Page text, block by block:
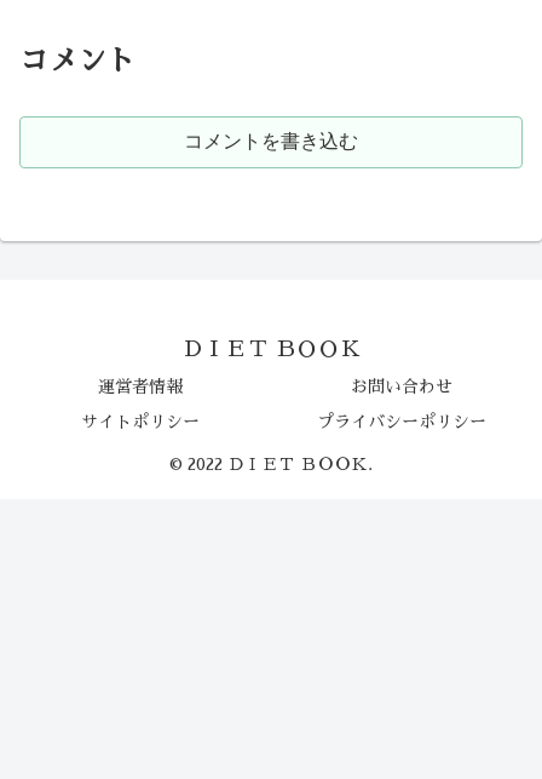
コメント
コメントを書き込む
ＤＩＥＴ ＢＯＯＫ
運営者情報 お問い合わせ
サイトポリシー プライバシーポリシー
© 2022 ＤＩＥＴ ＢＯＯＫ.